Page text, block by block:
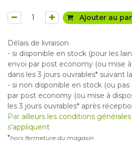
Ajouter au
Délais de livraison
- si disponible en stock (pour les
envoi par post economy (ou mise
dans les 3 jours ouvrables* suivant
- si non disponible en stock (ou pas
par post economy (ou mise à
les 3 jours ouvrables* après
Par ailleurs les conditions
s'appliquent
*hors fermeture du magasin